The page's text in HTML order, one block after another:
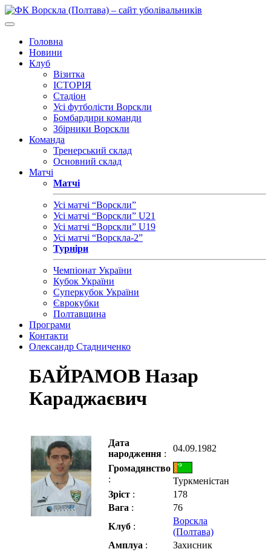
Головна
Новини
Клуб
Візитка
ІСТОРІЯ
Стадіон
Усі футболісти Ворскли
Бомбардири команди
Збірники Ворскли
Команда
Тренерський склад
Основний склад
Матчі
Матчі
Усі матчі “Ворскли”
Усі матчі “Ворскли” U21
Усі матчі “Ворскли” U19
Усі матчі “Ворскла-2”
Турніри
Чемпіонат України
Кубок України
Суперкубок України
Єврокубки
Полтавщина
Програми
Контакти
Олександр Стадниченко
БАЙРАМОВ Назар
Караджаєвич
Дата
народження :
04.09.1982
Громадянство
:
Туркменістан
Зріст :
178
Вага :
76
Клуб :
Ворскла
(Полтава)
Амплуа : Захисник